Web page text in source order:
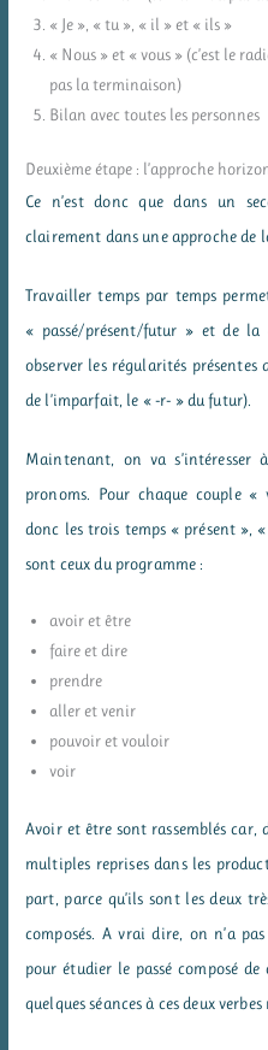
« Je », « tu », « il » et « ils »
« Nous » et « vous » (c’est le
pas la terminaison)
Bilan avec toutes les personnes
Deuxième étape : l’approche
Ce n’est donc que dans un
clairement dans une approche de
Travailler temps par temps
« passé/présent/futur » et de
observer les régularités
de l’imparfait, le « -r- » du futur).
Maintenant, on va s’intéresser
pronoms. Pour chaque couple «
donc les trois temps « présent »,
sont ceux du programme :
avoir et être
faire et dire
prendre
aller et venir
pouvoir et vouloir
voir
Avoir et être sont rassemblés car,
multiples reprises dans les
part, parce qu’ils sont les deux
composés. A vrai dire, on n’a
pour étudier le passé composé
quelques séances à ces deux